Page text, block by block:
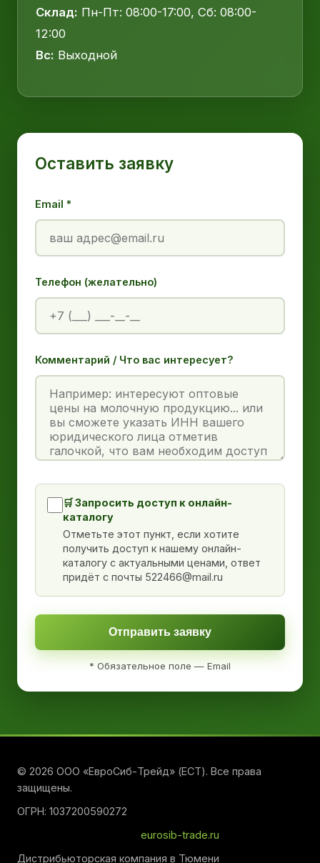
Склад: Пн-Пт: 08:00-17:00, Сб: 08:00-
12:00
Вс: Выходной
Оставить заявку
Email *
Телефон (желательно)
Комментарий / Что вас интересует?
🛒 Запросить доступ к онлайн-
каталогу
Отметьте этот пункт, если хотите
получить доступ к нашему онлайн-
каталогу с актуальными ценами, ответ
придёт с почты 522466@mail.ru
Отправить заявку
* Обязательное поле — Email
© 2026 ООО «ЕвроСиб-Трейд» (ЕСТ). Все права
защищены.
ОГРН: 1037200590272
eurosib-trade.ru
Дистрибьюторская компания в Тюмени